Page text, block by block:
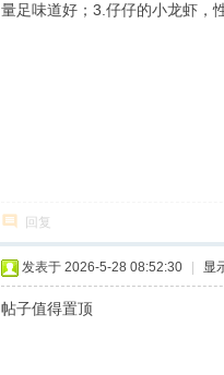
量足味道好；3.仔仔的小龙虾，
回复
发表于 2026-5-28 08:52:30 显
帖子值得置顶